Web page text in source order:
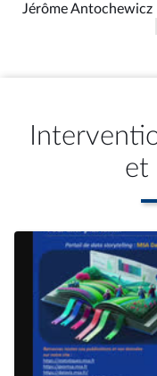
Jérôme Antochewicz
et